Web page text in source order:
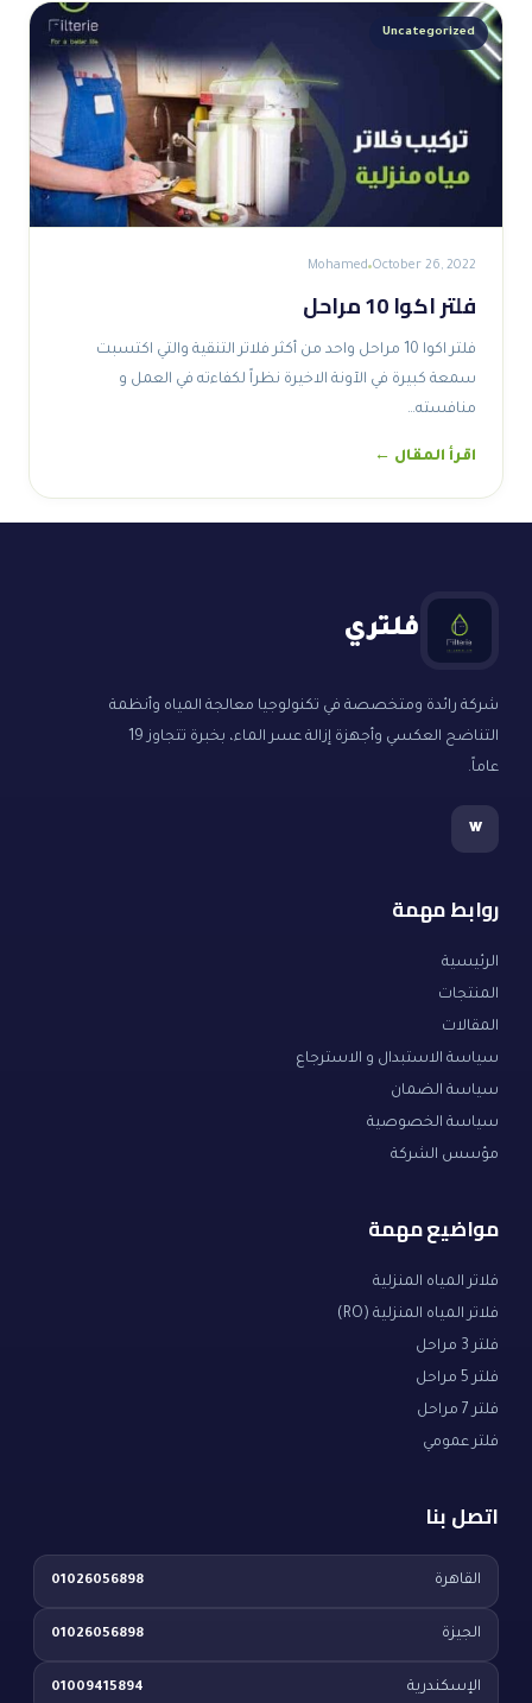
Uncategorized
October 26, 2022
Mohamed
فلتر اكوا 10 مراحل
فلتر اكوا 10 مراحل واحد من أكثر فلاتر التنقية والتي اكتسبت
سمعة كبيرة في الآونة الاخيرة نظراً لكفاءته في العمل و
منافسته…
اقرأ المقال ←
فلتري
شركة رائدة ومتخصصة في تكنولوجيا معالجة المياه وأنظمة
التناضح العكسي وأجهزة إزالة عسر الماء، بخبرة تتجاوز 19
عاماً.
w
روابط مهمة
الرئيسية
المنتجات
المقالات
سياسة الاستبدال و الاسترجاع
سياسة الضمان
سياسة الخصوصية
مؤسس الشركة
مواضيع مهمة
فلاتر المياه المنزلية
فلاتر المياه المنزلية (RO)
فلتر 3 مراحل
فلتر 5 مراحل
فلتر 7 مراحل
فلتر عمومي
اتصل بنا
القاهرة 01026056898
الجيزة 01026056898
الإسكندرية 01009415894